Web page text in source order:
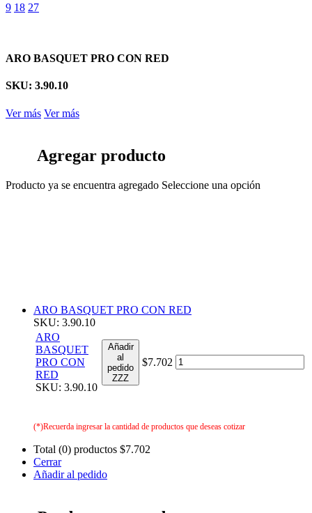
9 18 27
ARO BASQUET PRO CON RED
SKU: 3.90.10
Ver más Ver más
Agregar producto
Producto ya se encuentra agregado Seleccione una opción
ARO BASQUET PRO CON RED
SKU: 3.90.10
ARO
BASQUET
PRO CON
RED
SKU: 3.90.10
Añadir
al
pedido
ZZZ
$7.702
(*)Recuerda ingresar la cantidad de productos que deseas cotizar
Total (0) productos $7.702
Cerrar
Añadir al pedido